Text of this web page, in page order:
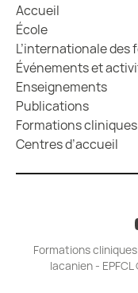
Accueil
École
L’internationale des
Événements et
Enseignements
Publications
Formations cliniques
Centres d’accueil
Formations
lacanien -